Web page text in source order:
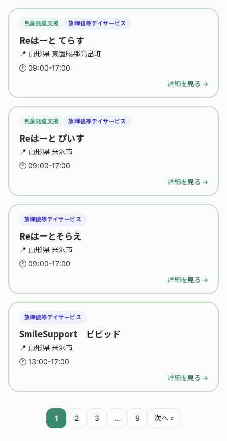
児童発達支援 放課後等デイサービス
Reはーと てらす
📍 山形県 東置賜郡高畠町
🕐 09:00-17:00
詳細を見る →
児童発達支援 放課後等デイサービス
Reはーと ぴいす
📍 山形県 米沢市
🕐 09:00-17:00
詳細を見る →
放課後等デイサービス
Reはーとそらえ
📍 山形県 米沢市
🕐 09:00-17:00
詳細を見る →
放課後等デイサービス
SmileSupport ビビッド
📍 山形県 米沢市
🕐 13:00-17:00
詳細を見る →
投稿のページ送り
1 2 3 … 8 次へ »